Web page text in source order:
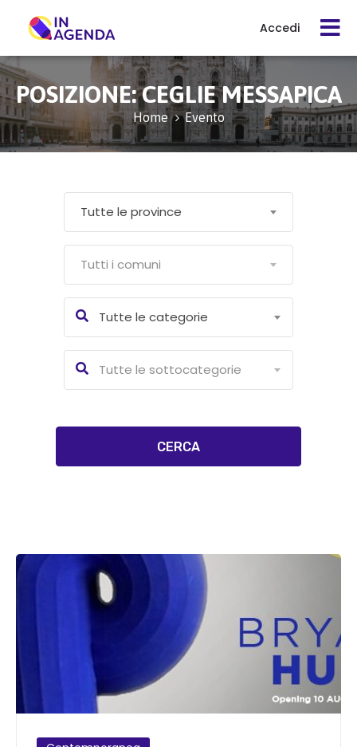
Accedi
Cerca
evento
POSIZIONE:CEGLIE MESSAPICA
Home Evento
Tutte le province
Tutti i comuni
Tutte le categorie
Tutte le sottocategorie